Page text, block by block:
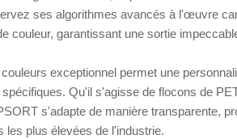
ses algorithmes avancés à l'œuvre
couleur, garantissant une sortie
exceptionnel permet une
Qu'il s'agisse de flocons de
s'adapte de manière transparente,
les plus élevées de l'industrie.